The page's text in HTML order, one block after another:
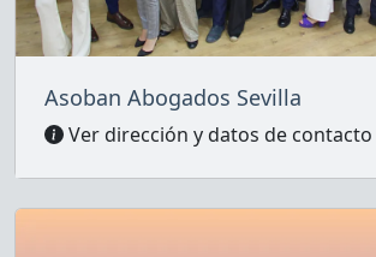
Asoban Abogados Sevilla
Ver dirección y datos de contacto